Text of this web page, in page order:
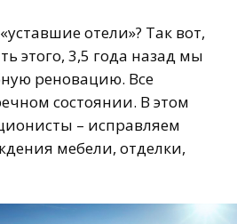
отели»? Так вот,
этого, 3,5 года назад мы
реновацию. Все
состоянии. В этом
– исправляем
мебели, отделки,